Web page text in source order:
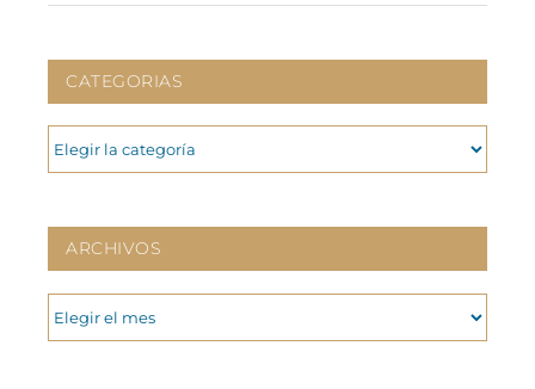
CATEGORIAS
CATEGORIAS
ARCHIVOS
ARCHIVOS